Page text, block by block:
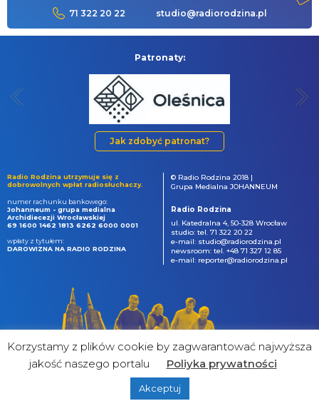
71 322 20 22 studio@radiorodzina.pl
Patronaty:
Jak zdobyć patronat?
Radio Rodzina utrzymuje się z
dobrowolnych wpłat radiosłuchaczy.
numer rachunku bankowego:
Johanneum - grupa medialna
Archidiecezji Wrocławskiej
69 1600 1462 1813 6262 6000 0001
wpłaty z tytułem:
DAROWIZNA NA RADIO RODZINA
© Radio Rodzina 2018 |
Grupa Medialna JOHANNEUM
Radio Rodzina
ul. Katedralna 4, 50-328 Wrocław
studio: tel. 71 322 20 22
e-mail: studio@radiorodzina.pl
newsroom: tel. +48 71 327 12 85
e-mail: reporter@radiorodzina.pl
&
Korzystamy z plików cookie by zagwarantować najwyższa
jakość naszego portalu
Poliyka prywatności
Akceptuj